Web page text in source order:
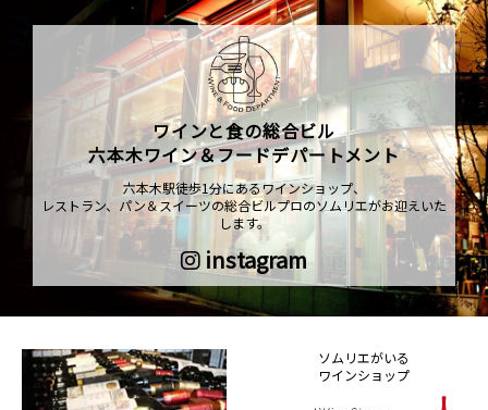
ワインと食の総合ビル
六本木ワイン＆フードデパートメント
六本木駅徒歩1分にあるワインショップ、
レストラン、パン＆スイーツの総合ビルプロのソムリエがお迎えいた
します。
instagram
ソムリエがいる
ワインショップ